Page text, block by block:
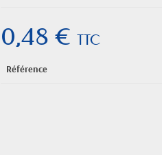
0,48 €TTC
Référence